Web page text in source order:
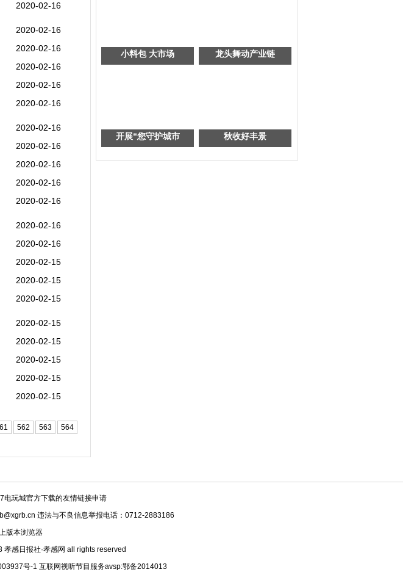
2020-02-16
2020-02-16
2020-02-16
2020-02-16
2020-02-16
2020-02-16
2020-02-16
2020-02-16
2020-02-16
2020-02-16
2020-02-16
2020-02-16
2020-02-16
2020-02-15
2020-02-15
2020-02-15
2020-02-15
2020-02-15
2020-02-15
2020-02-15
2020-02-15
562 563
564
小料包 大市场 龙头舞动产业链
开展“您守护城市 秋收好丰景
电玩城官方下载的友情链接申请
违法与不良信息举报电话：0712-2883186
版本浏览器
感日报社·孝感网 all rights reserved
号-1 互联网视听节目服务avsp:鄂备2014013